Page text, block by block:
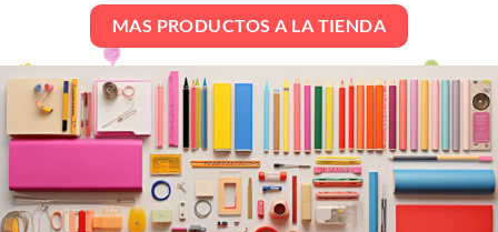
elegir
en
página
de
producto
MAS PRODUCTOS A LA TIENDA